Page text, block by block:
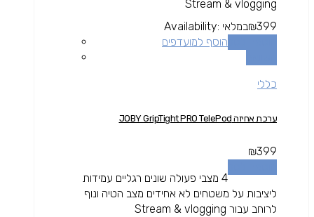
Stream & vlogging
₪399
Availability: במלאי
הוסף למועדפים
כללי
ערכת אחיזה JOBY GripTight PRO TelePod
₪399
4 מצבי פעולה שונים רגליים עמידות
ליציבות על משטחים לא אחידים מצב הטיה ונוף
לרוחב עבור Stream & vlogging